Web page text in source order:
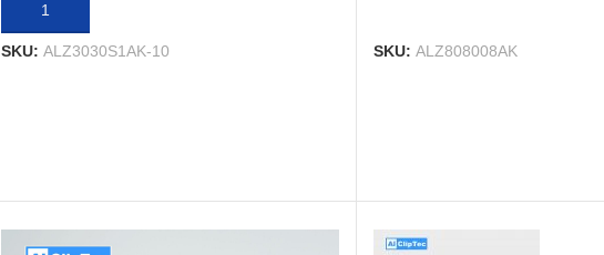
IN DEN WARENKORB
SKU: ALZ3030S1AK-10 SKU: ALZ808008AK